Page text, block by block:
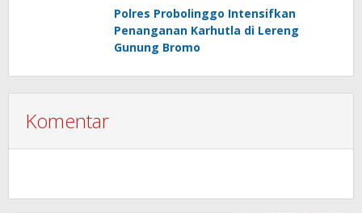
Polres Probolinggo Intensifkan
Penanganan Karhutla di Lereng
Gunung Bromo
Komentar